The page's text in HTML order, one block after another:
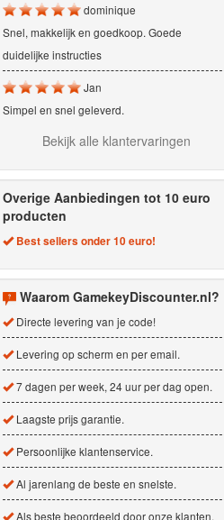
dominique
Snel, makkelijk en goedkoop. Goede
duidelijke instructies
Jan
Simpel en snel geleverd.
Bekijk alle klantervaringen
Overige Aanbiedingen tot 10 euro
producten
Best sellers onder 10 euro!
Waarom GamekeyDiscounter.nl?
Directe levering van je code!
Levering op scherm en per email.
7 dagen per week, 24 uur per dag open.
Laagste prijs garantie.
Persoonlijke klantenservice.
Al jarenlang de beste en snelste.
Als beste beoordeeld door onze klanten.